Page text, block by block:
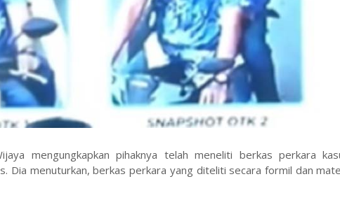
mengungkapkan pihaknya telah meneliti berkas perkara
Dia menuturkan, berkas perkara yang diteliti secara formil dan